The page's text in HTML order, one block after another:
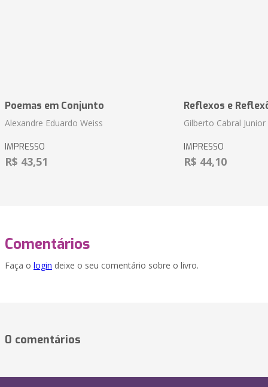
Poemas em Conjunto
Alexandre Eduardo Weiss
IMPRESSO
R$ 43,51
Reflexos e
Gilberto Cabral Junior
IMPRESSO
R$ 44,10
Comentários
Faça o login deixe o seu comentário sobre o livro.
0 comentários